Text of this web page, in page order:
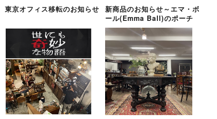
東京オフィス移転のお知らせ
新商品のお知らせ～エマ・ボ
ール(Emma Ball)のポーチ